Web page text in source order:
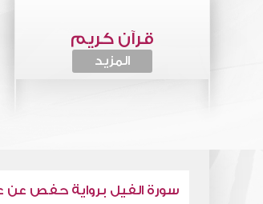
قرآن كريم
المزيد
سورة الفيل برواية حفص